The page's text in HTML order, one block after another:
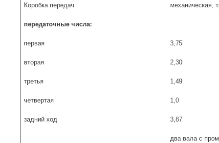
Коробка передач механическая,
передаточные числа:
первая 3,75
вторая 2,30
третья 1,49
четвертая 1,0
задний ход 3,87
два вала с